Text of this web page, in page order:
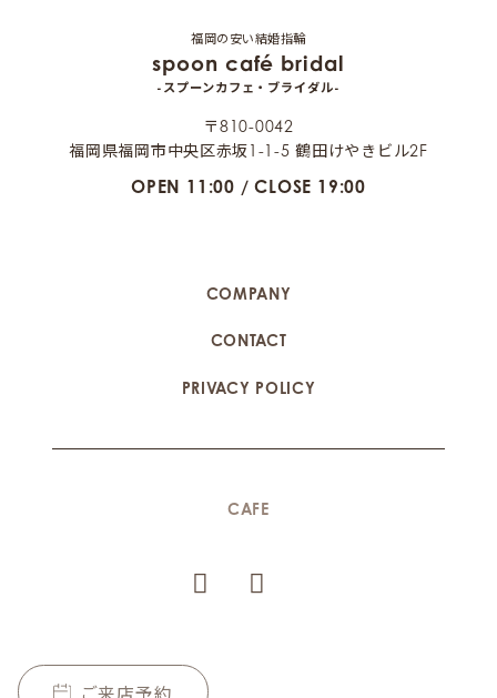
ご来店予約
福岡の安い結婚指輪
spoon café bridal
-スプーンカフェ・ブライダル-
〒810-0042
福岡県福岡市中央区赤坂1-1-5 鶴田けやきビル2F
OPEN 11:00 / CLOSE 19:00
COMPANY
CONTACT
PRIVACY POLICY
CAFE